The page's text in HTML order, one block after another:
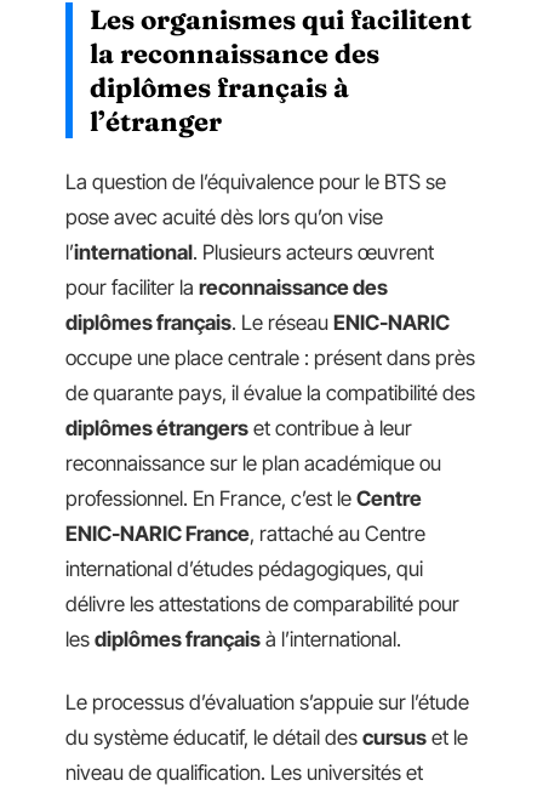
Les organismes qui facilitent
la reconnaissance des
diplômes français à
l’étranger
La question de l’équivalence pour le BTS se
pose avec acuité dès lors qu’on vise
l’international. Plusieurs acteurs œuvrent
pour faciliter la reconnaissance des
diplômes français. Le réseau ENIC-NARIC
occupe une place centrale : présent dans près
de quarante pays, il évalue la compatibilité des
diplômes étrangers et contribue à leur
reconnaissance sur le plan académique ou
professionnel. En France, c’est le Centre
ENIC-NARIC France, rattaché au Centre
international d’études pédagogiques, qui
délivre les attestations de comparabilité pour
les diplômes français à l’international.
Le processus d’évaluation s’appuie sur l’étude
du système éducatif, le détail des cursus et le
niveau de qualification. Les universités et